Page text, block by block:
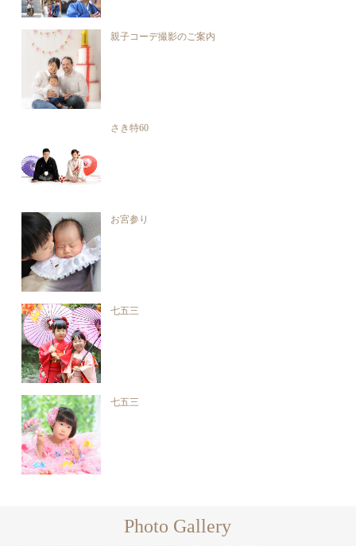
親子コーデ撮影のご案内
さき特60
お宮参り
七五三
七五三
Photo Gallery